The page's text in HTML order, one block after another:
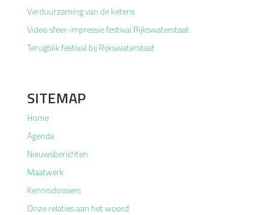
Verduurzaming van de ketens
Video sfeer-impressie festival Rijkswaterstaat
Terugblik festival bij Rijkswaterstaat
SITEMAP
Home
Agenda
Nieuwsberichten
Maatwerk
Kennisdossiers
Onze relaties aan het woord